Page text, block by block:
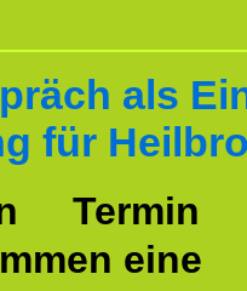
als
für
eine